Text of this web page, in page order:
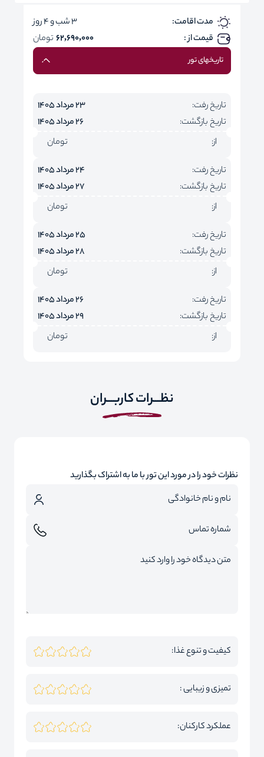
مدت اقامت:
3 شب و 4 روز
قیمت از :
62,690,000 تومان
تاریخهای تور
تاریخ رفت:
23 مرداد 1405
تاریخ بازگشت:
26 مرداد 1405
از:
تومان
تاریخ رفت:
24 مرداد 1405
تاریخ بازگشت:
27 مرداد 1405
از:
تومان
تاریخ رفت:
25 مرداد 1405
تاریخ بازگشت:
28 مرداد 1405
از:
تومان
تاریخ رفت:
26 مرداد 1405
تاریخ بازگشت:
29 مرداد 1405
از:
تومان
نظـــرات کاربـــران
نظرات خود را در مورد این تور با ما به اشتراک بگذارید
کیفیت و تنوع غذا:
تمیزی و زیبایی :
عملکرد کارکنان: